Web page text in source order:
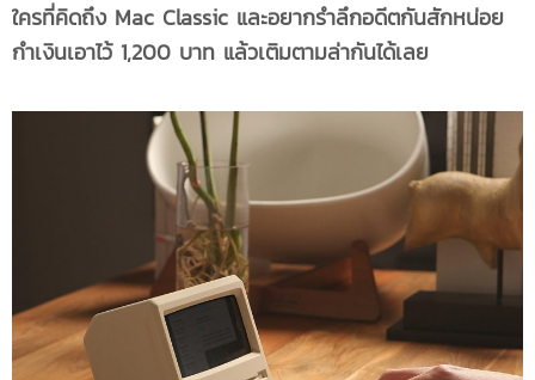
ใครที่คิดถึง Mac Classic และอยากรำลึกอดีตกันสักหน่อย
กำเงินเอาไว้ 1,200 บาท แล้วเติมตามล่ากันได้เลย